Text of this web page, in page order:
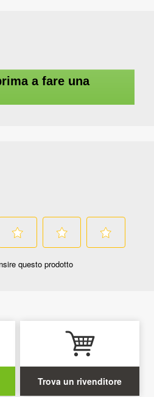
a fare una
Trova un rivenditore